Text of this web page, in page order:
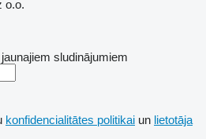
o.o.
sludinājumiem
konfidencialitātes politikai un lietotāja